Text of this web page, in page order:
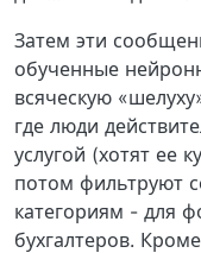
Затем эти
обученные
всяческую
где люди
услугой (хотят ее
потом фильтруют
категориям - для
бухгалтеров.